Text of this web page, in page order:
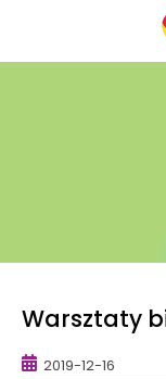
Warsztaty
2019-12-16